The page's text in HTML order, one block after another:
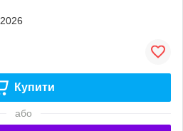
Купити
або